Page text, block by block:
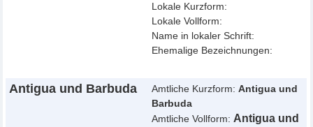
Lokale Kurzform:
Lokale Vollform:
Name in lokaler Schrift:
Ehemalige Bezeichnungen:
Antigua und Barbuda Amtliche Kurzform:Antigua und
Barbuda
Amtliche Vollform:Antigua und